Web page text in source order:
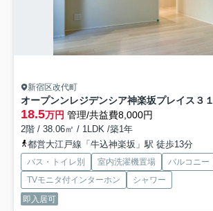
新宿区改代町
オープンンレジデンシア神楽坂プレイス ３
18.5万円 管理/共益費8,000円
2階 / 38.06㎡ / 1LDK /築1年
都営大江戸線「牛込神楽坂」駅 徒歩13分
バス・トイレ別 室内洗濯機置場 バルコニー
TVモニタ付インターホン
シャワー
即入居可